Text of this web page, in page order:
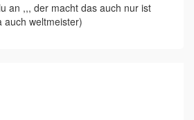
an ,,, der macht das auch nur ist
auch weltmeister)